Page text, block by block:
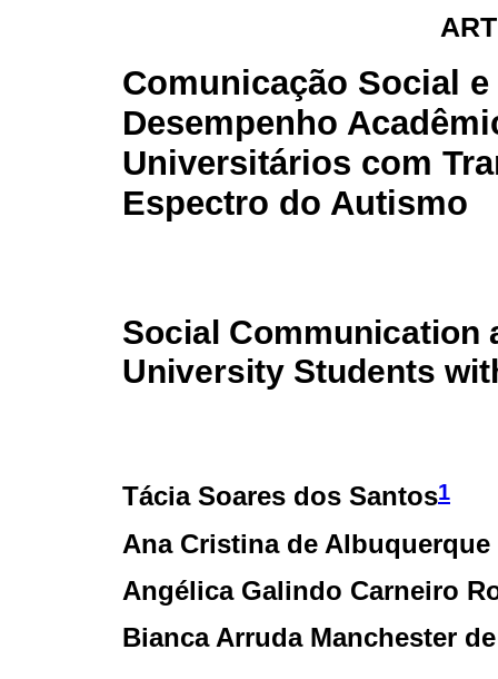
Comunicação Social e
Desempenho
Universitários com
Espectro do Autismo
Social Communication
University Students
Tácia Soares dos Santos1
Ana Cristina de
Angélica Galindo Carneiro
Bianca Arruda Manchester